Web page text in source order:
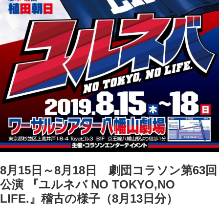
8月15日～8月18日 劇団コラソン第63回
公演 『ユルネバ NO TOKYO,NO
LIFE.』稽古の様子（8月13日分）